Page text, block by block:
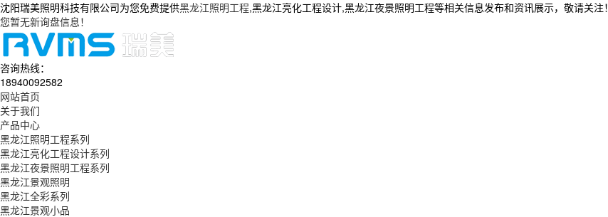
沈阳瑞美照明科技有限公司为您免费提供黑龙江照明工程,黑龙江亮化工程设计,黑龙江夜景照明工程等相关信息发布和资讯展示，敬请关注！
您暂无新询盘信息！
咨询热线：
18940092582
网站首页
关于我们
产品中心
黑龙江照明工程系列
黑龙江亮化工程设计系列
黑龙江夜景照明工程系列
黑龙江景观照明
黑龙江全彩系列
黑龙江景观小品